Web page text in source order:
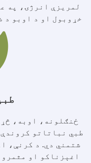
لمریزې انرژۍ، په
خړوبول او د اوبو د
ځنګلونه، اوبه،
طبي نباتاتو
شتمني دي. د کرنې،
اغېزناکو او